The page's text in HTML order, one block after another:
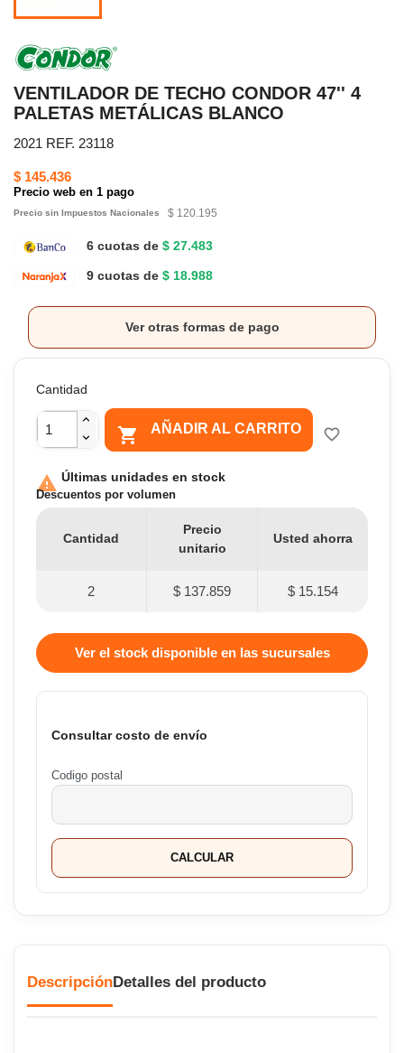
VENTILADOR DE TECHO CONDOR 47'' 4
PALETAS METÁLICAS BLANCO
2021 REF. 23118
$ 145.436
Precio web en 1 pago
Precio sin Impuestos Nacionales $ 120.195
6 cuotas de $ 27.483
9 cuotas de $ 18.988
Ver otras formas de pago
Cantidad
 AÑADIR AL CARRITO favorite_border
 Últimas unidades en stock
Descuentos por volumen
Cantidad
Precio
unitario
Usted ahorra
2 $ 137.859 $ 15.154
Ver el stock disponible en las sucursales
Consultar costo de envío
Codigo postal
CALCULAR
DescripciónDetalles del producto